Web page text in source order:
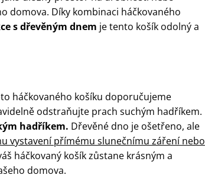
domova. Díky kombinaci háčkovaného
s dřevěným dnem je tento košík odolný a
háčkovaného košíku doporučujeme
odstraňujte prach suchým hadříkem.
hadříkem. Dřevěné dno je ošetřeno, ale
vystavení přímému slunečnímu záření nebo
háčkovaný košík zůstane krásným a
domova.